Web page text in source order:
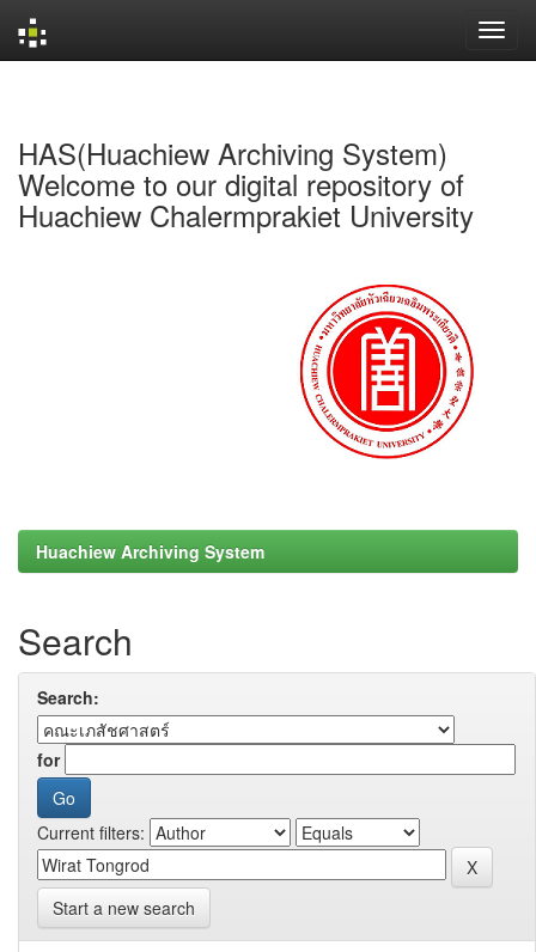
HAS(Huachiew Archiving System)
Welcome to our digital repository of
Huachiew Chalermprakiet University
Huachiew Archiving System
Search
Search:
for
Current filters:
Start a new search